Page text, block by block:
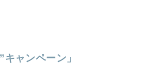
ャンペーン」